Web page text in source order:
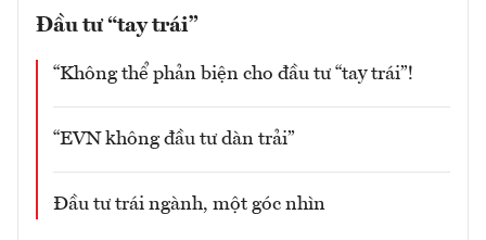
Đầu tư “tay trái”
“Không thể phản biện cho đầu tư “tay trái”!
“EVN không đầu tư dàn trải”
Đầu tư trái ngành, một góc nhìn